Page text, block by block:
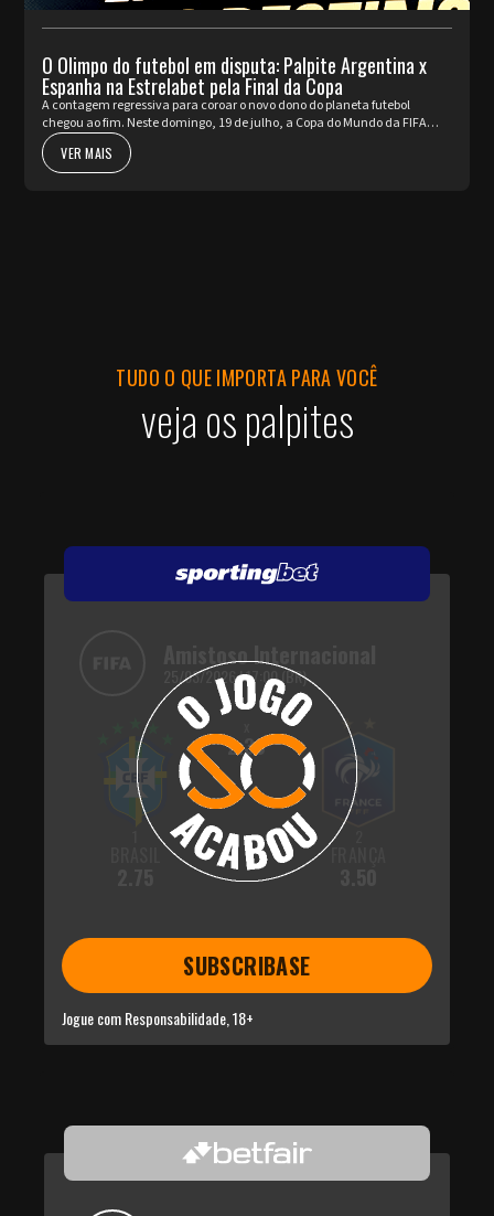
O Olimpo do futebol em disputa: Palpite Argentina x
Espanha na Estrelabet pela Final da Copa
A contagem regressiva para coroar o novo dono do planeta futebol
chegou ao fim. Neste domingo, 19 de julho, a Copa do Mundo da FIFA
2026™ apresenta o seu ato mais nobre e aguardado. Argentina e Espa...
VER MAIS
TUDO O QUE IMPORTA PARA VOCÊ
veja os palpites
Amistoso Internacional
25/03/2026 | 17:00 (BR)
2.30
SUBSCRIBASE
Jogue com Responsabilidade, 18+